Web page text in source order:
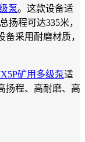
泵。这款设备适
扬程可达335米，
采用耐磨材质，
矿用多级泵适
扬程、高耐磨、高